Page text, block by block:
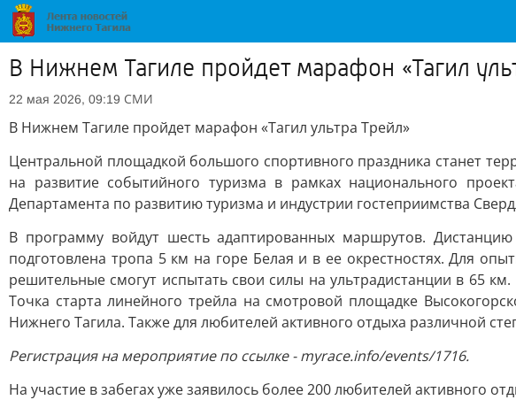
В Нижнем Тагиле пройдет марафон «Тагил
22 мая 2026, 09:19 СМИ
В Нижнем Тагиле пройдет марафон «Тагил ультра Трейл»
Центральной площадкой большого спортивного праздника станет
на развитие событийного туризма в рамках национального
Департамента по развитию туризма и индустрии гостеприимства
В программу войдут шесть адаптированных маршрутов.
подготовлена тропа 5 км на горе Белая и в ее окрестностях. Для
решительные смогут испытать свои силы на ультрадистанции в 65
Точка старта линейного трейла на смотровой площадке
Нижнего Тагила. Также для любителей активного отдыха различной
Регистрация на мероприятие по ссылке - myrace.info/events/1716.
На участие в забегах уже заявилось более 200 любителей активного